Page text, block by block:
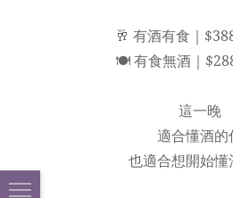
🥂 有酒有食｜
🍽 有食無酒｜
這一晚
適合懂酒的
也適合想開始懂